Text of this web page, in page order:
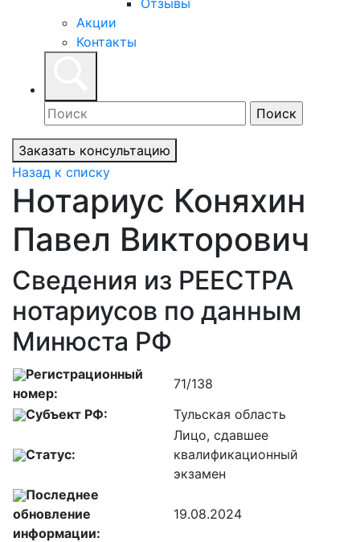
Акции
Контакты
Заказать консультацию
Назад к списку
Нотариус Коняхин
Павел Викторович
Сведения из РЕЕСТРА
нотариусов по данным
Минюста РФ
Регистрационный
номер:
71/138
Субъект РФ:
Тульская область
Статус:
Лицо, сдавшее
квалификационный
экзамен
Последнее
обновление
информации:
19.08.2024